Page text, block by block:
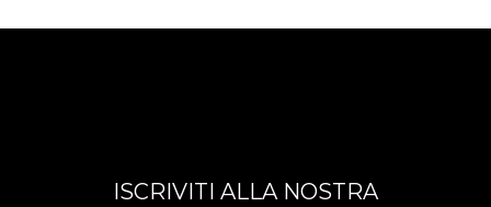
ISCRIVITI ALLA NOSTRA